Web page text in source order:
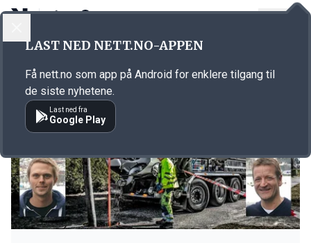
Emne: Vendanor
LAST NED NETT.NO-APPEN
Få nett.no som app på Android for enklere tilgang til
de siste nyhetene.
Last ned fra
Google Play